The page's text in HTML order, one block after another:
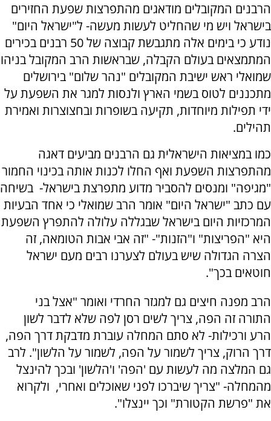
הרבנים המקובלים מודאגים מהתפרצות שפעת החזירים
בישראל ויש מי שהחליט לעשות מעשה- ל"ישראל היום"
נודע כי בימים אלה מתגבשת קבוצה של 50 רבנים בכירים
המתמצאים בעולם הקבלה, שבראשות הרב המקובל בניהו
שמואלי ראש ישיבת המקובלים "נהר שלום" בירושלים
מתכננים לטוס בשמי הארץ ולנסות למגר את השפעת על
ידי תפילות מיוחדות, תקיעה בשופרות ובחצוצרות ואמירת
תהילים.
כמו במציאות הישראלית גם הרבנים מביעים דאגה
מהתפרצות השפעת ואף החלו לכנות אותה בכינוי החמור
"מגיפה" ומנסים להסביר מדוע מתפרצת בישראל- בשיחה
עם כתב "ישראל היום" אומר הרב שמואלי כי אחד הבעיות
המרכזיות היום בישראל שבגללה עלולה להתפרץ השפעת
היא "הפריצות" ו"הזנות"- "זה אבי אבות הטומאה, זה
הצרה הגדולה שיש בעולם לצערנו רבים מעם ישראל
חוטאים בכך".
הרב מפנה חיצים גם למגזר החרדי ואומר "אצל בני
התורה זה הפה, צריך לשים רסן לפה שלא לדבר לשון
הרע ורכילות- לא סתם המחלה עוברת מדבקת דרך הפה,
דרך הרוק, צריך לשמור על הפה, לשמור על הלשון". לרב
גם המלצה מה לעשות עם 'הפה' ו'הלשון' ובכך להינצל
מהמחלה- "צריך שיברכו לפני שאוכלים ואחרי, ולקרוא
את "פרשת הקטורת" וכך יינצלו".